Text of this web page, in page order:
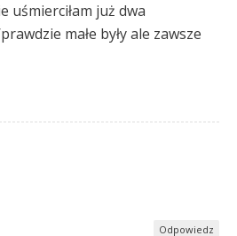
uśmierciłam już dwa
małe były ale zawsze
Odpowiedz